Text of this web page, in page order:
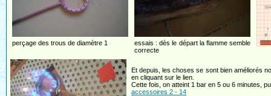
perçage des trous de diamètre 1
essais : dès le départ la flamme semble
correcte
Et depuis, les choses se sont bien améliorés
en cliquant sur le lien.
Cette fois, on atteint 1 bar en 5 ou 6 minutes,
accessoires 2 - 14